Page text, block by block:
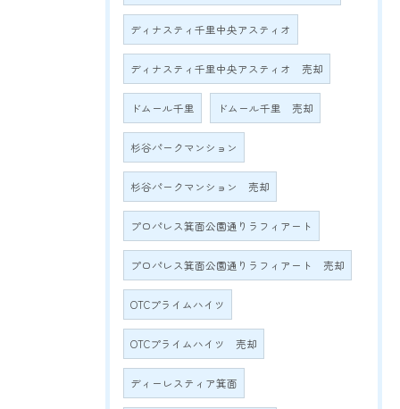
ディナスティ千里中央アスティオ
ディナスティ千里中央アスティオ 売却
ドムール千里 ドムール千里 売却
杉谷パークマンション
杉谷パークマンション 売却
プロパレス箕面公園通りラフィアート
プロパレス箕面公園通りラフィアート 売却
OTCプライムハイツ
OTCプライムハイツ 売却
ディーレスティア箕面